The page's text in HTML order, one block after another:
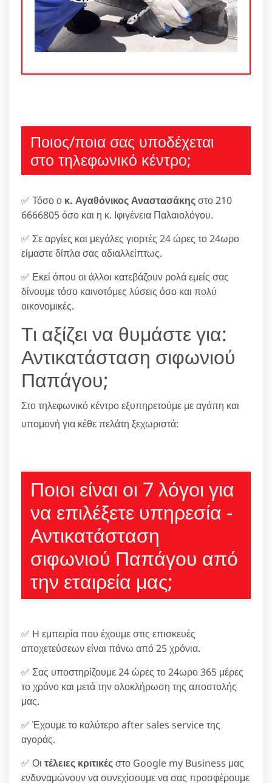
Ποιος/ποια σας υποδέχεται
στο τηλεφωνικό κέντρο;
✅ Τόσο ο κ. Αγαθόνικος Αναστασάκηςστο 210
6666805 όσο και η κ. Ιφιγένεια Παλαιολόγου.
✅ Σε αργίες και μεγάλες γιορτές 24 ώρες το 24ωρο
είμαστε δίπλα σας αδιαλλείπτως.
✅ Εκεί όπου οι άλλοι κατεβάζουν ρολά εμείς σας
δίνουμε τόσο καινοτόμες λύσεις όσο και πολύ
οικονομικές.
Τι αξίζει να θυμάστε για:
Αντικατάσταση σιφωνιού
Παπάγου;
Στο τηλεφωνικό κέντρο εξυπηρετούμε με αγάπη και
υπομονή για κέθε πελάτη ξεχωριστά:
Ποιοι είναι οι 7 λόγοι για
να επιλέξετε υπηρεσία -
Αντικατάσταση
σιφωνιού Παπάγου από
την εταιρεία μας;
✅ H εμπειρία που έχουμε στις επισκευές
αποχετεύσεων είναι πάνω από 25 χρόνια.
✅ Σας υποστηρίζουμε 24 ώρες το 24ωρο 365 μέρες
το χρόνο και μετά την ολοκλήρωση της αποστολής
μας.
✅ Έχουμε το καλύτερο after sales service της
αγοράς.
✅ Οι τέλειες κριτικέςστο Google my Business μας
ενδυναμώνουν να συνεχίσουμε να σας προσφέρουμε